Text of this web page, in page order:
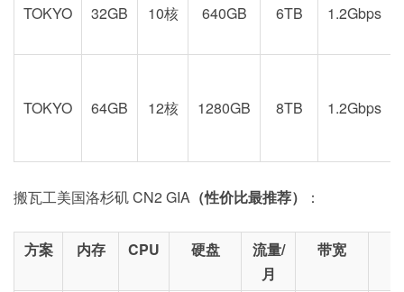
TOKYO 32GB 10核 640GB 6TB 1.2Gbps
TOKYO 64GB 12核 1280GB 8TB 1.2Gbps
搬瓦工美国洛杉矶 CN2 GIA （性价比最推荐） ：
方案 内存 CPU 硬盘
流量/
月
带宽